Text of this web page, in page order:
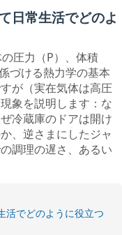
日常生活でどのよ
圧力（P）、体積
づける熱力学の基本
が（実在気体は高圧
象を説明します：な
冷蔵庫のドアは開け
、逆さまにしたジャ
調理の遅さ、あるい
活でどのように役立つ